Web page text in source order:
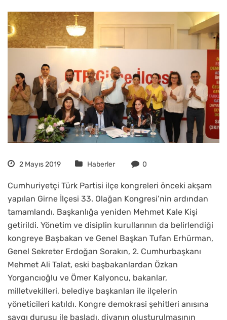
2 Mayıs 2019 Haberler 0
Cumhuriyetçi Türk Partisi ilçe kongreleri önceki akşam
yapılan Girne İlçesi 33. Olağan Kongresi’nin ardından
tamamlandı. Başkanlığa yeniden Mehmet Kale Kişi
getirildi. Yönetim ve disiplin kurullarının da belirlendiği
kongreye Başbakan ve Genel Başkan Tufan Erhürman,
Genel Sekreter Erdoğan Sorakın, 2. Cumhurbaşkanı
Mehmet Ali Talat, eski başbakanlardan Özkan
Yorgancıoğlu ve Ömer Kalyoncu, bakanlar,
milletvekilleri, belediye başkanları ile ilçelerin
yöneticileri katıldı. Kongre demokrasi şehitleri anısına
saygı duruşu ile başladı, divanın oluşturulmasının